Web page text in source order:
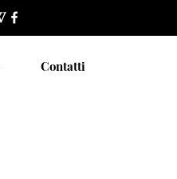
Contatti